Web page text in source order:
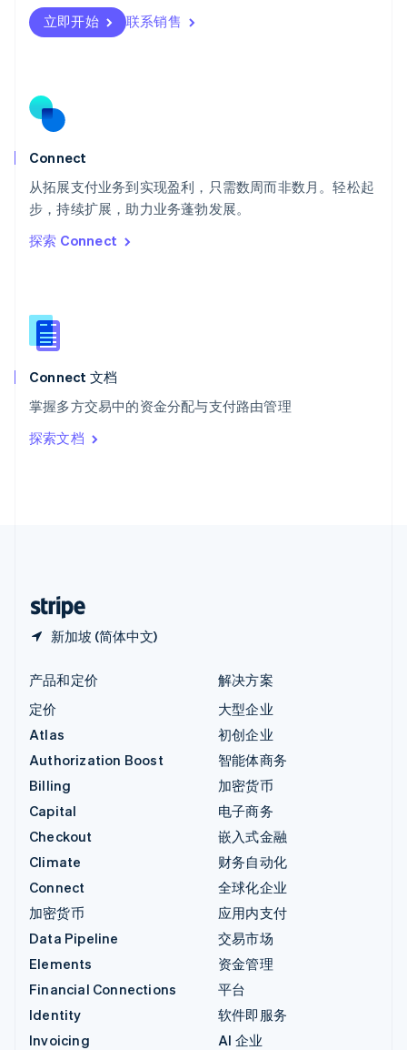
立即开始 联系销售
Connect
从拓展支付业务到实现盈利，只需数周而非数月。轻松起
步，持续扩展，助力业务蓬勃发展。
探索 Connect
Connect 文档
掌握多方交易中的资金分配与支付路由管理
探索文档
新加坡 (简体中文)
瑞士
DeutschFrançais
English
斯洛文尼亚
泰国
ไทยEnglish
希腊
English
西班牙
新西兰
English
匈牙利
English
ItalianoEnglish
印度
English
产品和定价
定价
Atlas
Authorization Boost
Billing
Capital
Checkout
Climate
Connect
加密货币
Data Pipeline
Elements
Financial Connections
Identity
Invoicing
解决方案
大型企业
初创企业
智能体商务
加密货币
电子商务
嵌入式金融
财务自动化
全球化企业
应用内支付
交易市场
资金管理
平台
软件即服务
AI 企业